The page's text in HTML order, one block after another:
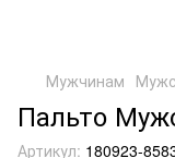
Мужчинам
Пальто
Артикул: 180923-